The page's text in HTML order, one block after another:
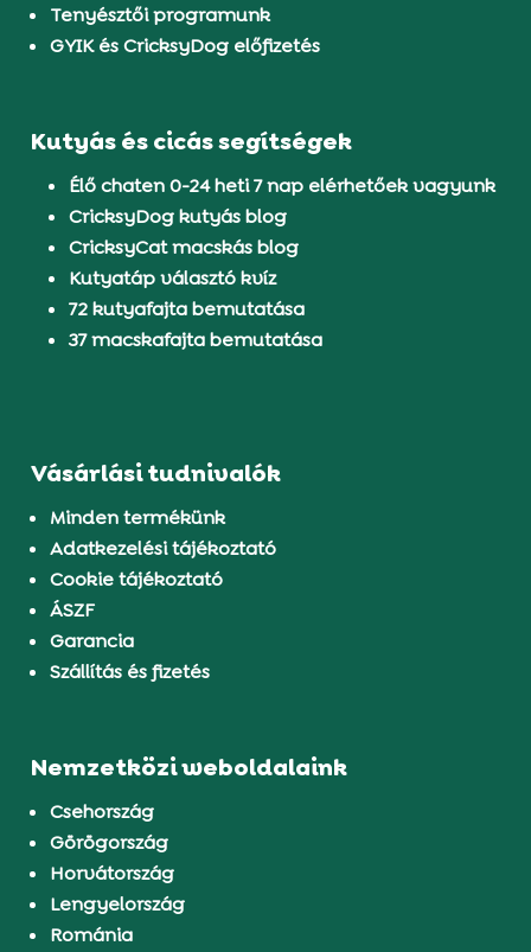
Tenyésztői programunk
GYIK és CricksyDog előfizetés
Kutyás és cicás segítségek
Élő chaten 0-24 heti 7 nap elérhetőek vagyunk
CricksyDog kutyás blog
CricksyCat macskás blog
Kutyatáp választó kvíz
72 kutyafajta bemutatása
37 macskafajta bemutatása
Vásárlási tudnivalók
Minden termékünk
Adatkezelési tájékoztató
Cookie tájékoztató
ÁSZF
Garancia
Szállítás és fizetés
Nemzetközi weboldalaink
Csehország
Görögország
Horvátország
Lengyelország
Románia